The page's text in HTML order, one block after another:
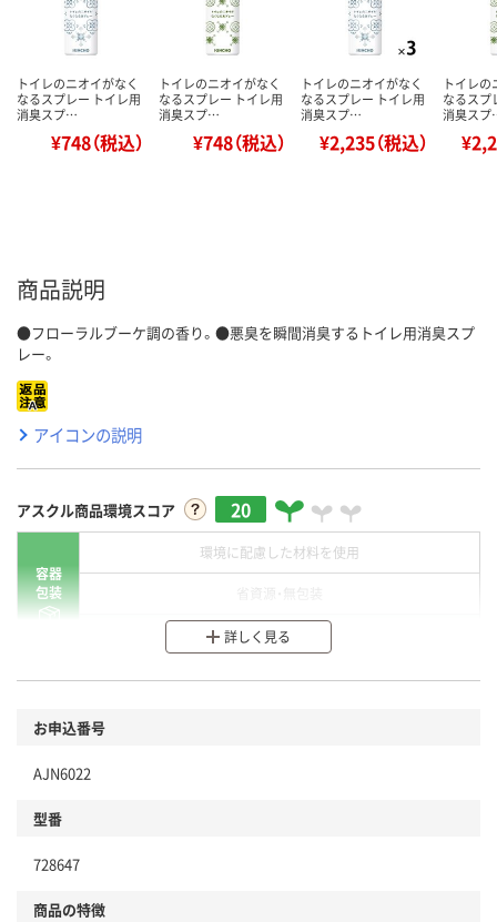
トイレのニオイがなく
なるスプレー トイレ用
消臭スプ…
¥748（税込）
トイレのニオイがなく
なるスプレー トイレ用
消臭スプ…
¥748（税込）
トイレのニオイがなく
なるスプレー トイレ用
消臭スプ…
¥2,235（税込）
トイレ
なるスプ
消臭ス
商品説明
●フローラルブーケ調の香り。●悪臭を瞬間消臭するトイレ用消臭スプ
レー。
アイコンの説明
アスクル商品環境スコア 20
容器
包装
環境に配慮した材料を使用
分別・リサイクルしやすい設計
本体
仕組
詳しく見る
お申込番号
AJN6022
型番
728647
商品の特徴